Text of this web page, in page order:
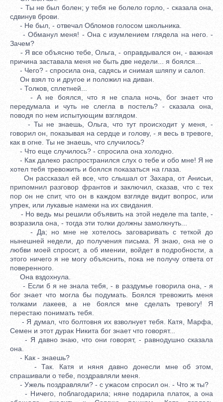
- Ты не был болен; у тебя не болело горло, - сказала она,
сдвинув брови.
- Не был, - отвечал Обломов голосом школьника.
- Обманул меня! - Она с изумлением глядела на него. -
Зачем?
- Я все объясню тебе, Ольга, - оправдывался он, - важная
причина заставала меня не быть две недели... я боялся...
- Чего? - спросила она, садясь и снимая шляпу и салоп.
Он взял то и другое и положил на диван.
- Толков, сплетней...
- А не боялся, что я не спала ночь, бог знает что
передумала и чуть не слегла в постель? - сказала она,
поводя по нем испытующим взглядом.
- Ты не знаешь, Ольга, что тут происходит у меня, -
говорил он, показывая на сердце и голову, - я весь в тревоге,
как в огне. Ты не знаешь, что случилось?
- Что еще случилось? - спросила она холодно.
- Как далеко распространился слух о тебе и обо мне! Я не
хотел тебя тревожить и боялся показаться на глаза.
Он рассказал ей все, что слышал от Захара, от Анисьи,
припомнил разговор франтов и заключил, сказав, что с тех
пор он не спит, что он в каждом взгляде видит вопрос, или
упрек, или лукавые намеки на их свидания.
- Но ведь мы решили объявить на этой неделе ma tante, -
возразила она, - тогда эти толки должны замолкнуть...
- Да; но мне не хотелось заговаривать с теткой до
нынешней недели, до получения письма. Я знаю, она не о
любви моей спросит, а об имении, войдет в подробности, а
этого ничего я не могу объяснить, пока не получу ответа от
поверенного.
Она вздохнула.
- Если б я не знала тебя, - в раздумье говорила она, - я
бог знает что могла бы подумать. Боялся тревожить меня
толками лакеев, а не боялся мне сделать тревогу! Я
перестаю понимать тебя.
- Я думал, что болтовня их взволнует тебя. Катя, Марфа,
Семен и этот дурак Никита бог знает что говорят...
- Я давно знаю, что они говорят, - равнодушно сказала
она.
- Как - знаешь?
- Так. Катя и няня давно донесли мне об этом,
спрашивали о тебе, поздравляли меня.
- Ужель поздравляли? - с ужасом спросил он. - Что ж ты?
- Ничего, поблагодарила; няне подарила платок, а она